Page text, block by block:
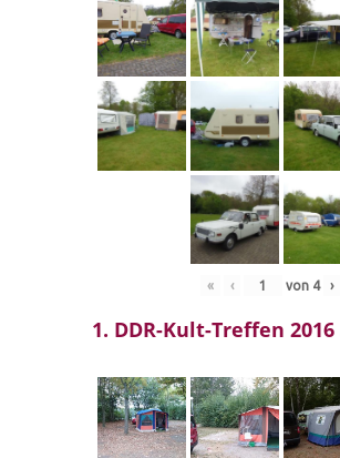
« ‹ von 4 ›
1. DDR-Kult-Treffen